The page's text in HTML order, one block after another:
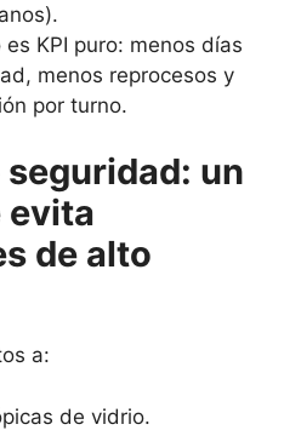
KPI puro: menos días
menos reprocesos y
por turno.
seguridad: un
evita
de alto
a:
de vidrio.